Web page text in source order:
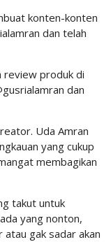
konten-konten
dan telah
review produk di
dan
Uda Amran
yang cukup
membagikan
takut untuk
yang nonton,
atau gak sadar akan